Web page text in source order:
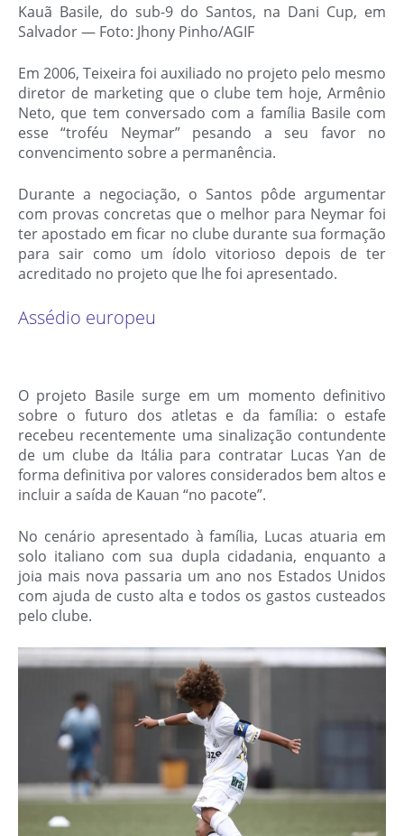
Kauã Basile, do sub-9 do Santos, na Dani Cup, em
Salvador — Foto: Jhony Pinho/AGIF
Em 2006, Teixeira foi auxiliado no projeto pelo mesmo
diretor de marketing que o clube tem hoje, Armênio
Neto, que tem conversado com a família Basile com
esse “troféu Neymar” pesando a seu favor no
convencimento sobre a permanência.
Durante a negociação, o Santos pôde argumentar
com provas concretas que o melhor para Neymar foi
ter apostado em ficar no clube durante sua formação
para sair como um ídolo vitorioso depois de ter
acreditado no projeto que lhe foi apresentado.
Assédio europeu
O projeto Basile surge em um momento definitivo
sobre o futuro dos atletas e da família: o estafe
recebeu recentemente uma sinalização contundente
de um clube da Itália para contratar Lucas Yan de
forma definitiva por valores considerados bem altos e
incluir a saída de Kauan “no pacote”.
No cenário apresentado à família, Lucas atuaria em
solo italiano com sua dupla cidadania, enquanto a
joia mais nova passaria um ano nos Estados Unidos
com ajuda de custo alta e todos os gastos custeados
pelo clube.